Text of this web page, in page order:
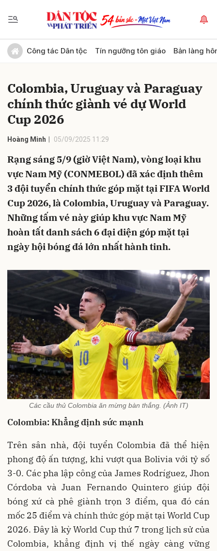
Công tác Dân tộc Tín ngưỡng tôn giáo Bản làng
Colombia, Uruguay và Paraguay
chính thức giành vé dự World
Cup 2026
Hoàng Minh 05/09/2025 11:29
Rạng sáng 5/9 (giờ Việt Nam), vòng loại khu
vực Nam Mỹ (CONMEBOL) đã xác định thêm
3 đội tuyển chính thức góp mặt tại FIFA World
Cup 2026, là Colombia, Uruguay và Paraguay.
Những tấm vé này giúp khu vực Nam Mỹ
hoàn tất danh sách 6 đại diện góp mặt tại
ngày hội bóng đá lớn nhất hành tinh.
Các cầu thủ Colombia ăn mừng bàn thắng. (Ảnh IT)
Colombia: Khẳng định sức mạnh
Trên sân nhà, đội tuyển Colombia đã thể hiện
phong độ ấn tượng, khi vượt qua Bolivia với tỷ số
3-0. Các pha lập công của James Rodríguez, Jhon
Córdoba và Juan Fernando Quintero giúp đội
bóng xứ cà phê giành trọn 3 điểm, qua đó cán
mốc 25 điểm và chính thức góp mặt tại World Cup
2026. Đây là kỳ World Cup thứ 7 trong lịch sử của
Colombia, khẳng định vị thế ngày càng vững
Gửi bình luận